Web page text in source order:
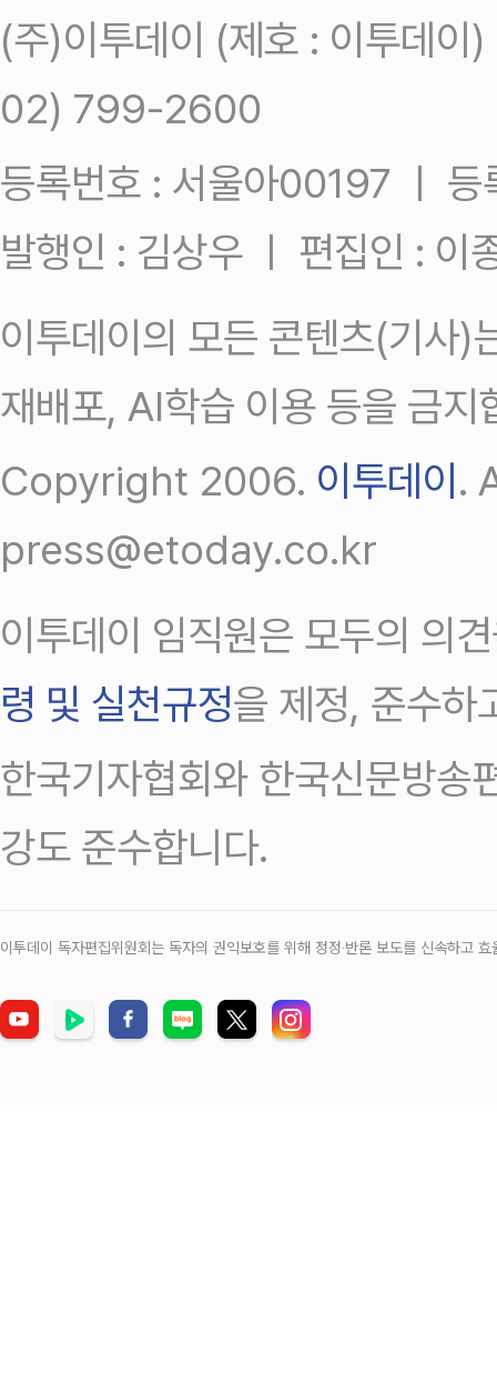
(주)이투데이 (제호 : 이투데
02) 799-2600
등록번호 : 서울아00197 ㅣ
발행인 : 김상우 ㅣ 편집인 : 이
이투데이의 모든 콘텐츠(기사)
재배포, AI학습 이용 등을 금지
Copyright 2006. 이투데이 .
press@etoday.co.kr
이투데이 임직원은 모두의 의
령 및 실천규정을 제정, 준수하
한국기자협회와 한국신문방송
강도 준수합니다.
이투데이 독자편집위원회는 독자의 권익보호를 위해 정정‧반론 보도를 신속하고